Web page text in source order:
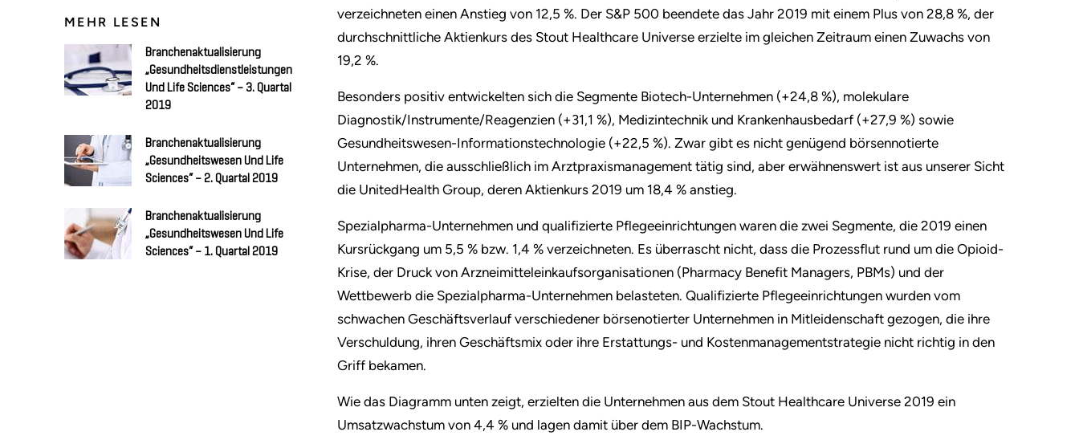
MEHR LESEN
Branchenaktualisierung
„Gesundheitsdienstleistungen
Und Life Sciences“ – 3. Quartal
2019
Branchenaktualisierung
„Gesundheitswesen Und Life
Sciences“ – 2. Quartal 2019
Branchenaktualisierung
„Gesundheitswesen Und Life
Sciences“ – 1. Quartal 2019
verzeichneten einen Anstieg von 12,5 %. Der S&P 500 beendete das Jahr 2019 mit einem Plus von 28,8 %, der
durchschnittliche Aktienkurs des Stout Healthcare Universe erzielte im gleichen Zeitraum einen Zuwachs von
19,2 %.
Besonders positiv entwickelten sich die Segmente Biotech-Unternehmen (+24,8 %), molekulare
Diagnostik/Instrumente/Reagenzien (+31,1 %), Medizintechnik und Krankenhausbedarf (+27,9 %) sowie
Gesundheitswesen-Informationstechnologie (+22,5 %). Zwar gibt es nicht genügend börsennotierte
Unternehmen, die ausschließlich im Arztpraxismanagement tätig sind, aber erwähnenswert ist aus unserer Sicht
die UnitedHealth Group, deren Aktienkurs 2019 um 18,4 % anstieg.
Spezialpharma-Unternehmen und qualifizierte Pflegeeinrichtungen waren die zwei Segmente, die 2019 einen
Kursrückgang um 5,5 % bzw. 1,4 % verzeichneten. Es überrascht nicht, dass die Prozessflut rund um die Opioid-
Krise, der Druck von Arzneimitteleinkaufsorganisationen (Pharmacy Benefit Managers, PBMs) und der
Wettbewerb die Spezialpharma-Unternehmen belasteten. Qualifizierte Pflegeeinrichtungen wurden vom
schwachen Geschäftsverlauf verschiedener börsenotierter Unternehmen in Mitleidenschaft gezogen, die ihre
Verschuldung, ihren Geschäftsmix oder ihre Erstattungs- und Kostenmanagementstrategie nicht richtig in den
Griff bekamen.
Wie das Diagramm unten zeigt, erzielten die Unternehmen aus dem Stout Healthcare Universe 2019 ein
Umsatzwachstum von 4,4 % und lagen damit über dem BIP-Wachstum.